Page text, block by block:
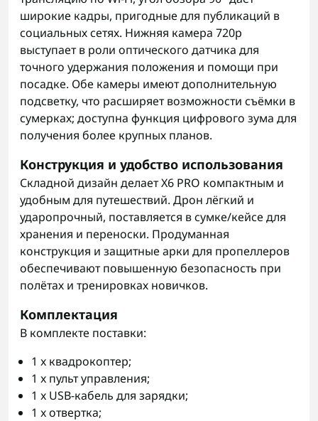
широкие кадры, пригодные для публикаций в
социальных сетях. Нижняя камера 720p
выступает в роли оптического датчика для
точного удержания положения и помощи при
посадке. Обе камеры имеют дополнительную
подсветку, что расширяет возможности съёмки в
сумерках; доступна функция цифрового зума для
получения более крупных планов.
Конструкция и удобство использования
Складной дизайн делает X6 PRO компактным и
удобным для путешествий. Дрон лёгкий и
ударопрочный, поставляется в сумке/кейсе для
хранения и переноски. Продуманная
конструкция и защитные арки для пропеллеров
обеспечивают повышенную безопасность при
полётах и тренировках новичков.
Комплектация
В комплекте поставки:
1 x квадрокоптер;
1 x пульт управления;
1 x USB-кабель для зарядки;
1 x отвертка;